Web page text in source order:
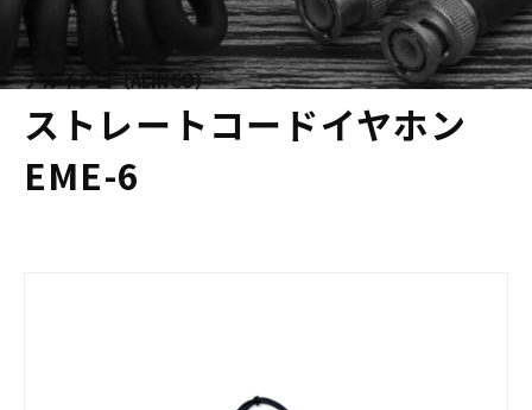
アルインコ（ALINCO）
ストレートコードイヤホン
EME-6